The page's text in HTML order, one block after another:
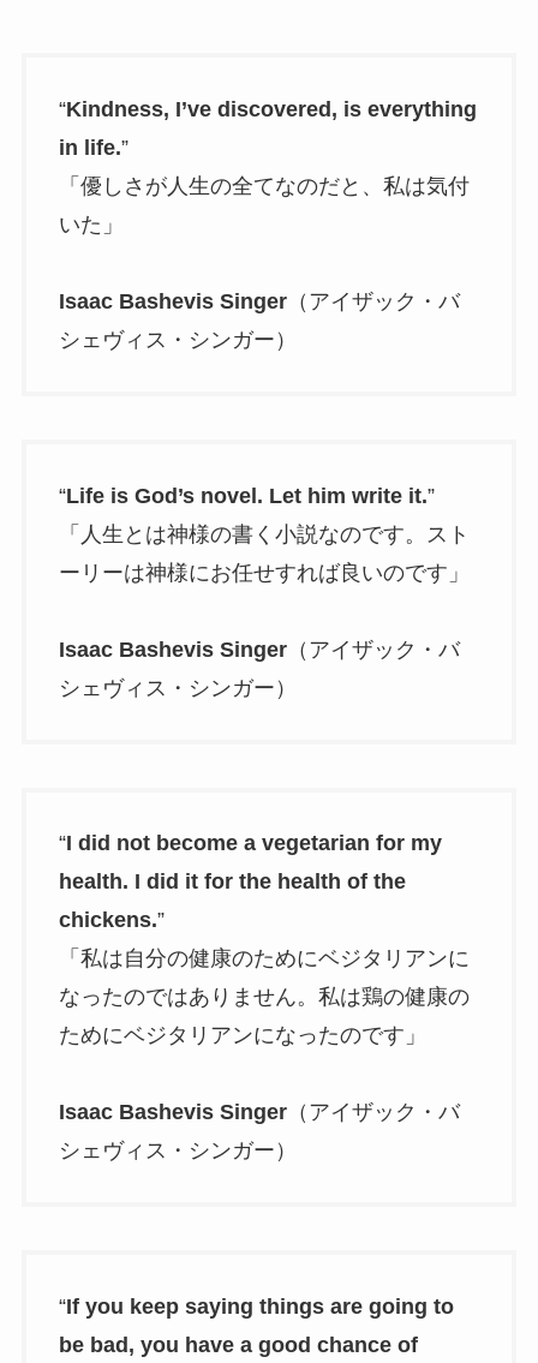
“Kindness, I’ve discovered, is everything
in life.”
「優しさが人生の全てなのだと、私は気付
いた」
Isaac Bashevis Singer（アイザック・バ
シェヴィス・シンガー）
“Life is God’s novel. Let him write it.”
「人生とは神様の書く小説なのです。スト
ーリーは神様にお任せすれば良いのです」
Isaac Bashevis Singer（アイザック・バ
シェヴィス・シンガー）
“I did not become a vegetarian for my
health. I did it for the health of the
chickens.”
「私は自分の健康のためにベジタリアンに
なったのではありません。私は鶏の健康の
ためにベジタリアンになったのです」
Isaac Bashevis Singer（アイザック・バ
シェヴィス・シンガー）
“If you keep saying things are going to
be bad, you have a good chance of